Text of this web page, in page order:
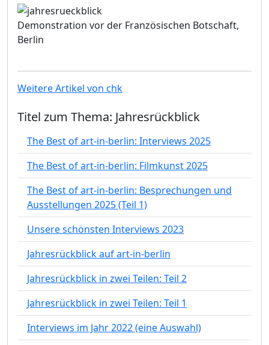
Demonstration vor der Französischen Botschaft,
Berlin
Weitere Artikel von chk
Titel zum Thema: Jahresrückblick
The Best of art-in-berlin: Interviews 2025
The Best of art-in-berlin: Filmkunst 2025
The Best of art-in-berlin: Besprechungen und
Ausstellungen 2025 (Teil 1)
Unsere schönsten Interviews 2023
Jahresrückblick auf art-in-berlin
Jahresrückblick in zwei Teilen: Teil 2
Jahresrückblick in zwei Teilen: Teil 1
Interviews im Jahr 2022 (eine Auswahl)